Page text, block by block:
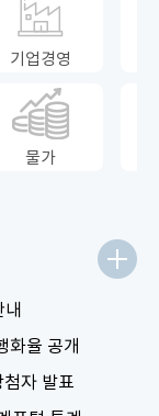
기업경영
물가
내
화율 공개
자 발표